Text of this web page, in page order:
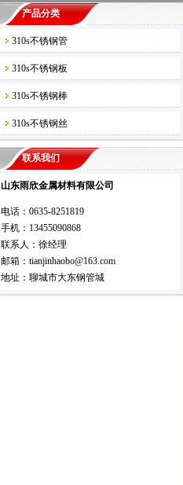
产品分类
310s不锈钢管
310s不锈钢板
310s不锈钢棒
310s不锈钢丝
联系我们
山东雨欣金属材料有限公司
电话：0635-8251819
手机：13455090868
联系人：徐经理
邮箱：tianjinhaobo@163.com
地址：聊城市大东钢管城